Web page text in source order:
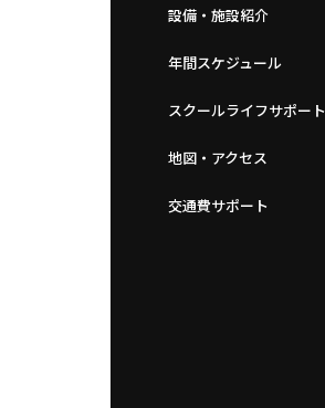
設備・施設紹介
年間スケジュール
スクールライフサポート
地図・アクセス
交通費サポート